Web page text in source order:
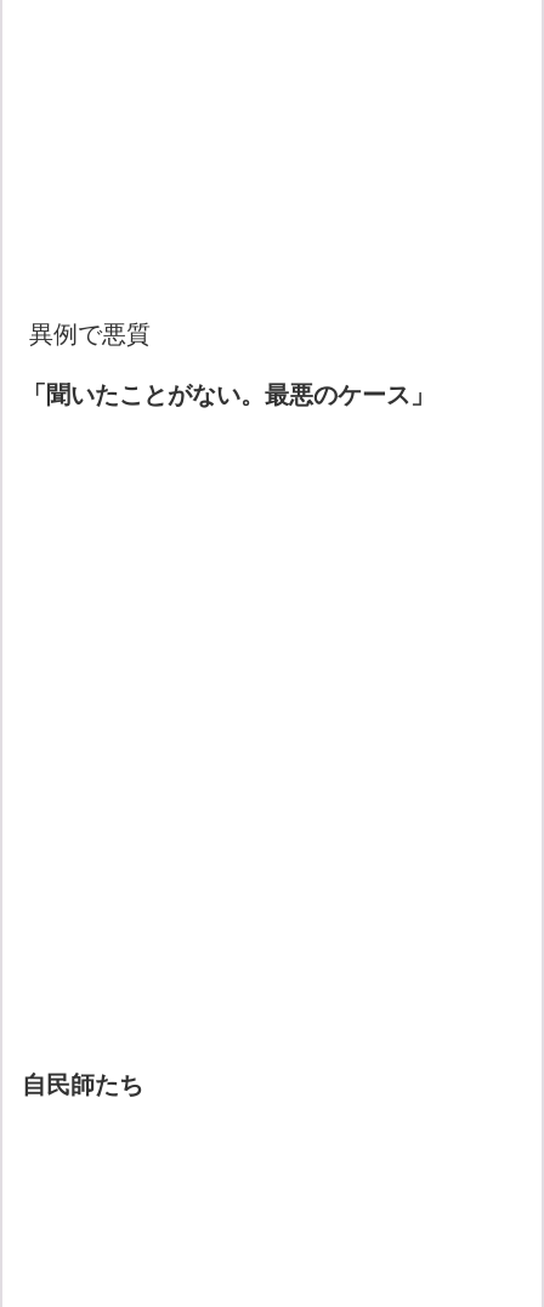
異例で悪質
「聞いたことがない。最悪のケース」
自民師たち